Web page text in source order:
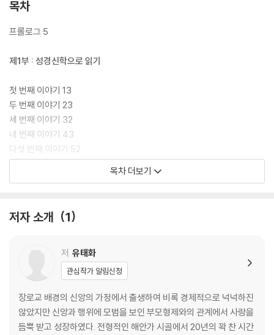
목차
프롤로그 5
제1부 : 성경신학으로 읽기
첫 번째 이야기 13
두 번째 이야기 23
세 번째 이야기 32
네 번째 이야기 43
다섯 번째 이야기 52
여섯 번째 이야기 60
열 번째 이야기 94
열두 번째 이야기 113
열세 번째 이야기 122
열네 번째 이야기 131
열다섯 번째 이야기 139
제2부 : 조직신학으로 읽기
목차 더보기
저자 소개 1
저 유태화
관심작가 알림신청
장로교 배경의 신앙의 가정에서 출생하여 비록 경제적으로 넉넉하진
않았지만 신앙과 행위에 모범을 보인 부모형제와의 관계에서 사랑을
듬뿍 받고 성장하였다. 전형적인 해안가 시골에서 20년의 꽉 찬 시간